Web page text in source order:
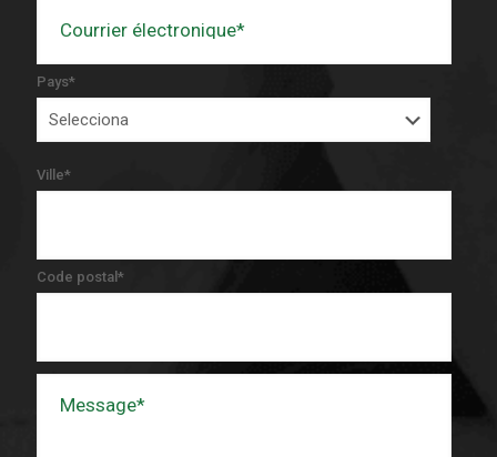
Pays*
Ville*
Code postal*